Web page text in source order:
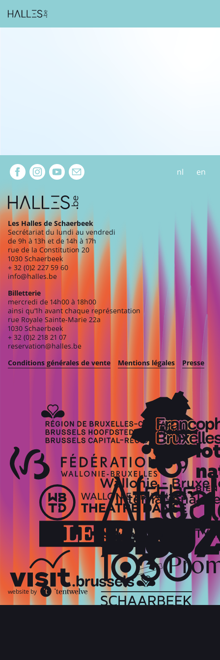
Extra navigation nl en
Les Halles de Schaerbeek
Secrétariat du lundi au vendredi
de 9h à 13h et de 14h à 17h
rue de la Constitution 20
1030 Schaerbeek
+ 32 (0)2 227 59 60
info@halles.be
Billetterie
mercredi de 14h00 à 18h00
ainsi qu’1h avant chaque représentation
rue Royale Sainte-Marie 22a
1030 Schaerbeek
+ 32 (0)2 218 21 07
reservation@halles.be
Conditions générales de vente
Mentions légales Presse
website by